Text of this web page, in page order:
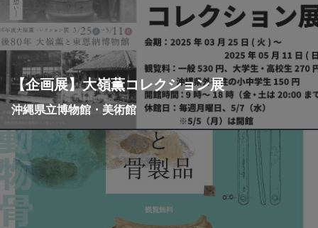
【企画展】大嶺薫コレクション展
沖縄県立博物館・美術館